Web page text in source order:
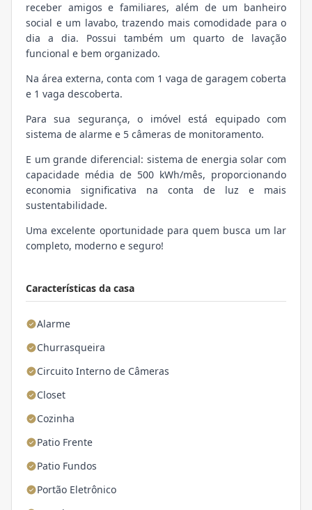
Características da casa
Alarme
Churrasqueira
Circuito Interno de Câmeras
Closet
Cozinha
Patio Frente
Patio Fundos
Portão Eletrônico
receber amigos e familiares, além de um banheiro
social e um lavabo, trazendo mais comodidade para o
dia a dia. Possui também um quarto de lavação
funcional e bem organizado.
Na área externa, conta com 1 vaga de garagem coberta
e 1 vaga descoberta.
Para sua segurança, o imóvel está equipado com
sistema de alarme e 5 câmeras de monitoramento.
E um grande diferencial: sistema de energia solar com
capacidade média de 500 kWh/mês, proporcionando
economia significativa na conta de luz e mais
sustentabilidade.
Uma excelente oportunidade para quem busca um lar
completo, moderno e seguro!